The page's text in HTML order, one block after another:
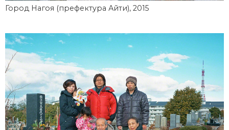
Город Нагоя (префектура Айти), 2015